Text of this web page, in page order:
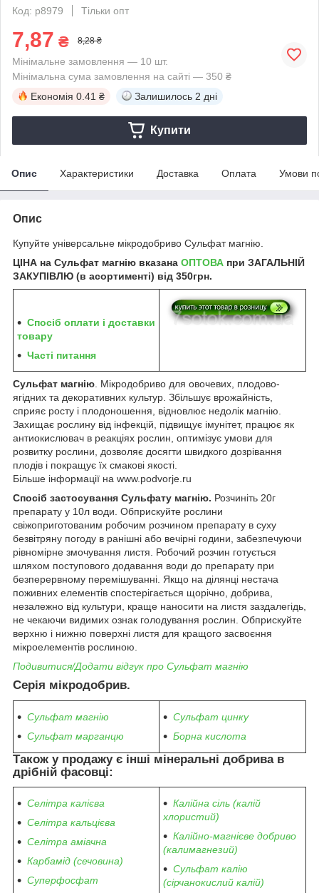
Код: p8979
Тільки опт
7,87 ₴ 8,28 ₴
Мінімальне замовлення — 10 шт.
Мінімальна сума замовлення на сайті — 350 ₴
Економія 0.41 ₴ Залишилось 2 дні
Купити
Опис Характеристики Доставка Оплата Умови
Опис
Купуйте універсальне мікродобриво Сульфат магнію.
ЦІНА на Сульфат магнію вказана ОПТОВА при ЗАГАЛЬНІЙ
ЗАКУПІВЛЮ (в асортименті) від 350грн.
Спосіб оплати і доставки
товару
Часті питання
Сульфат магнію . Мікродобриво для овочевих, плодово-
ягідних та декоративних культур. Збільшує врожайність,
сприяє росту і плодоношення, відновлює недолік магнію.
Захищає рослину від інфекцій, підвищує імунітет, працює як
антиокислювач в реакціях рослин, оптимізує умови для
розвитку рослини, дозволяє досягти швидкого дозрівання
плодів і покращує їх смакові якості.
Більше інформації на www.podvorje.ru
Спосіб застосування Сульфату магнію. Розчиніть 20г
препарату у 10л води. Обприскуйте рослини
свіжоприготованим робочим розчином препарату в суху
безвітряну погоду в ранішні або вечірні години, забезпечуючи
рівномірне змочування листя. Робочий розчин готується
шляхом поступового додавання води до препарату при
безперервному перемішуванні. Якщо на ділянці нестача
поживних елементів спостерігається щорічно, добрива,
незалежно від культури, краще наносити на листя заздалегідь,
не чекаючи видимих ознак голодування рослин. Обприскуйте
верхню і нижню поверхні листя для кращого засвоєння
мікроелементів рослиною.
Подивитися/Додати відгук про Сульфат магнію
Серія мікродобрив.
Сульфат магнію
Сульфат марганцю
Сульфат цинку
Борна кислота
Також у продажу є інші мінеральні добрива в
дрібній фасовці:
Селітра калієва
Селітра кальцієва
Селітра аміачна
Карбамід (сечовина)
Суперфосфат
Калійна сіль (калій
хлористий)
Калійно-магнієве добриво
(калимагнезий)
Сульфат калію
(сірчанокислий калій)